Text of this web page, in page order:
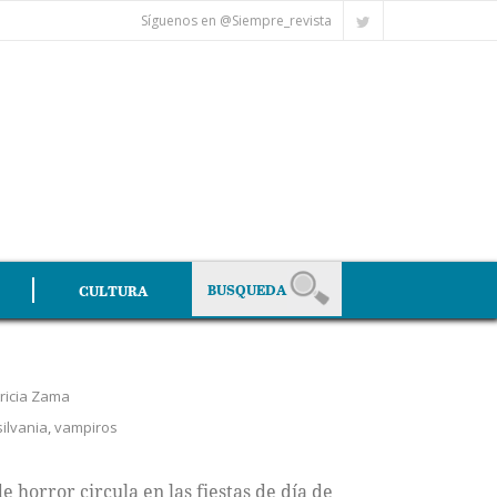
Síguenos en @Siempre_revista
CULTURA
Zama
,vampiros
horror circula en las fiestas de día de